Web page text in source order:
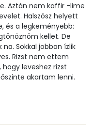
Aztán nem kaffir -lime
Halszósz helyett
és a legkeményebb:
kellet. De
Sokkal jobban ízlik
Rizst nem ettem
hogy leveshez rizst
akartam lenni.